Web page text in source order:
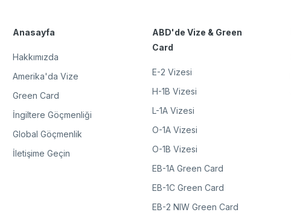
Anasayfa
Hakkımızda
Amerika'da Vize
Green Card
İngiltere Göçmenliği
Global Göçmenlik
İletişime Geçin
ABD'de Vize & Green
Card
E-2 Vizesi
H-1B Vizesi
L-1A Vizesi
O-1A Vizesi
O-1B Vizesi
EB-1A Green Card
EB-1C Green Card
EB-2 NIW Green Card